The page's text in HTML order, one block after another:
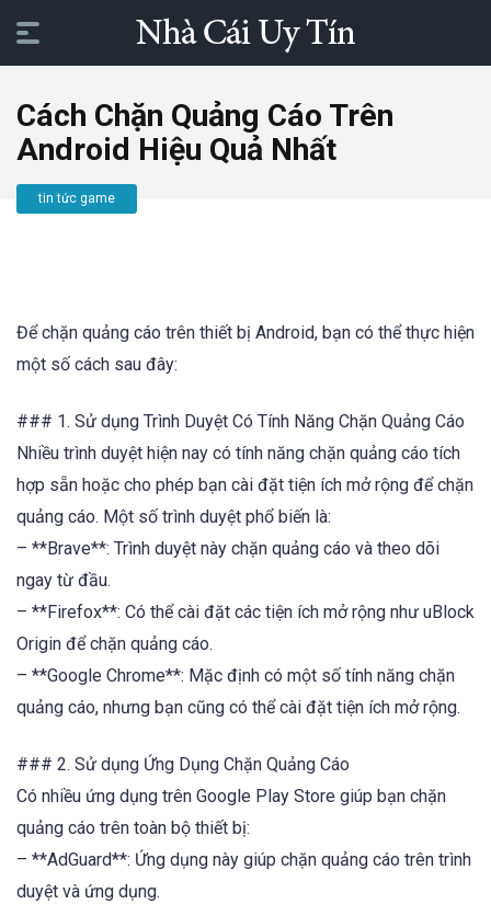
Cách Chặn Quảng Cáo Trên
Android Hiệu Quả Nhất
tin tức game
Để chặn quảng cáo trên thiết bị Android, bạn có thể thực hiện
một số cách sau đây:
### 1. Sử dụng Trình Duyệt Có Tính Năng Chặn Quảng Cáo
Nhiều trình duyệt hiện nay có tính năng chặn quảng cáo tích
hợp sẵn hoặc cho phép bạn cài đặt tiện ích mở rộng để chặn
quảng cáo. Một số trình duyệt phổ biến là:
– **Brave**: Trình duyệt này chặn quảng cáo và theo dõi
ngay từ đầu.
– **Firefox**: Có thể cài đặt các tiện ích mở rộng như uBlock
Origin để chặn quảng cáo.
– **Google Chrome**: Mặc định có một số tính năng chặn
quảng cáo, nhưng bạn cũng có thể cài đặt tiện ích mở rộng.
### 2. Sử dụng Ứng Dụng Chặn Quảng Cáo
Có nhiều ứng dụng trên Google Play Store giúp bạn chặn
quảng cáo trên toàn bộ thiết bị:
– **AdGuard**: Ứng dụng này giúp chặn quảng cáo trên trình
duyệt và ứng dụng.